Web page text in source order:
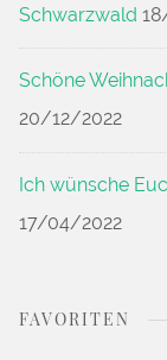
Schwarzwald
Schöne
20/12/2022
Ich wünsche
17/04/2022
FAVORITEN